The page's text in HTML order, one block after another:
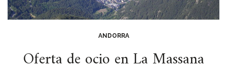
ANDORRA
Oferta de ocio en La Massana